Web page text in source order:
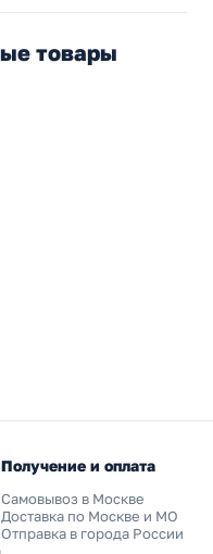
товары
Получение и оплата
Самовывоз в Москве
Доставка по Москве и МО
Отправка в города России